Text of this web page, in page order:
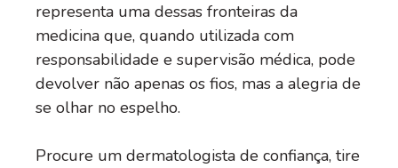
representa uma dessas fronteiras da
medicina que, quando utilizada com
responsabilidade e supervisão médica, pode
devolver não apenas os fios, mas a alegria de
se olhar no espelho.
Procure um dermatologista de confiança, tire